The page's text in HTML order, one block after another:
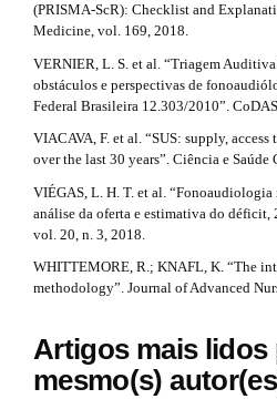
(PRISMA-ScR): Checklist and
Medicine, vol. 169, 2018.
VERNIER, L. S. et al. “Triagem
obstáculos e perspectivas de
Federal Brasileira 12.303/2010”.
VIACAVA, F. et al. “SUS: supply,
over the last 30 years”. Ciência e
VIÉGAS, L. H. T. et al.
análise da oferta e estimativa do déficit,
vol. 20, n. 3, 2018.
WHITTEMORE, R.; KNAFL, K. “The
methodology”. Journal of Advanced
Artigos mais lidos
mesmo(s)